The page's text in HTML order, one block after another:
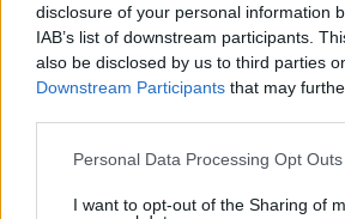
disclosure of your personal information
IAB’s list of downstream participants.
also be disclosed by us to third parties
Downstream Participants that may
Please note that this website/app uses
not limited to your visit or usage
Personal Data Processing Opt Outs
I want to opt-out of the Sharing of